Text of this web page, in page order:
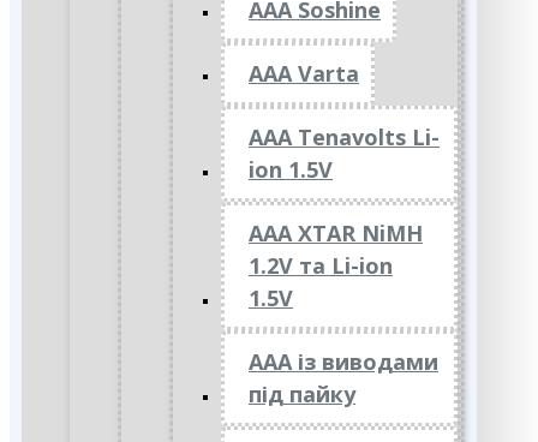
AAA Soshine
AAA Varta
AAA Tenavolts Li-
ion 1.5V
AAA XTAR NiMH
1.2V та Li-ion
1.5V
ААА із виводами
під пайку